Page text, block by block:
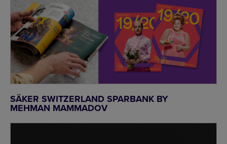
SÄKER SWITZERLAND SPARBANK BY
MEHMAN MAMMADOV